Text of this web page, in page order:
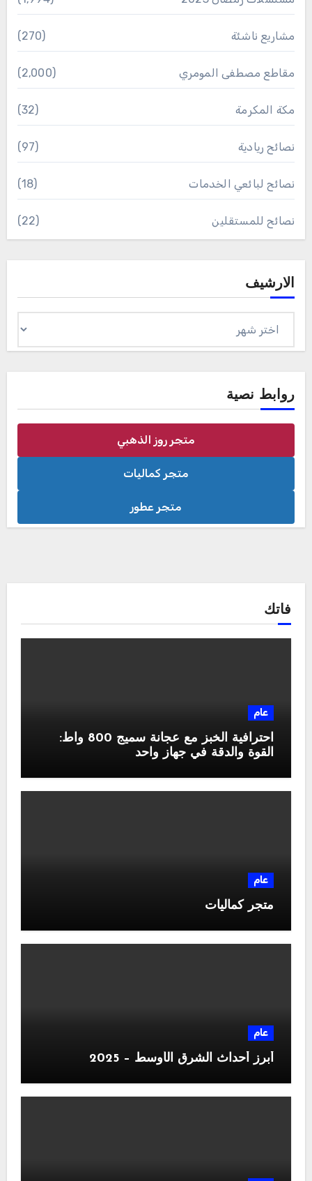
مشاريع ناشئة (270)
مقاطع مصطفى المومري (2٬000)
مكة المكرمة (32)
نصائح ريادية (97)
نصائح لبائعي الخدمات (18)
نصائح للمستقلين (22)
الارشيف
روابط نصية
متجر روز الذهبي
متجر كماليات
متجر عطور
فاتك
عام
احترافية الخبز مع عجانة سميج 800 واط:
القوة والدقة في جهاز واحد
عام
متجر كماليات
عام
أبرز أحداث الشرق الأوسط – 2025